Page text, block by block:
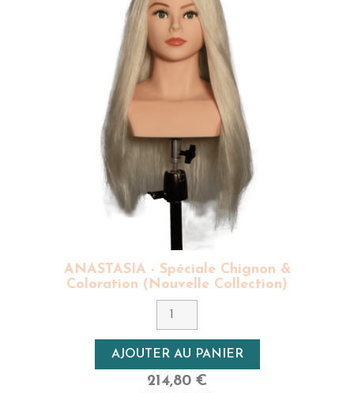
ANASTASIA - Spéciale Chignon &
Coloration (Nouvelle Collection)
AJOUTER AU PANIER
214,80 €